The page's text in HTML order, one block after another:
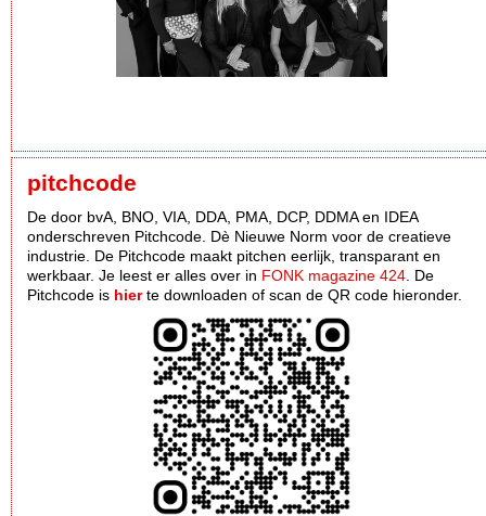
pitchcode
De door bvA, BNO, VIA, DDA, PMA, DCP, DDMA en IDEA
onderschreven Pitchcode. Dè Nieuwe Norm voor de creatieve
industrie. De Pitchcode maakt pitchen eerlijk, transparant en
werkbaar. Je leest er alles over in FONK magazine 424 . De
Pitchcode is hierte downloaden of scan de QR code hieronder.